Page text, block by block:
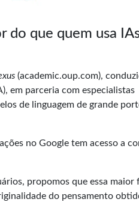
do que quem usa
(academic.oup.com),
em parceria com especialistas
de linguagem de grande
no Google tem acesso a
propomos que essa maior
do pensamento